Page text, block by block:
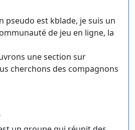
pseudo est kblade, je suis un
de jeu en ligne, la
une section sur
cherchons des compagnons